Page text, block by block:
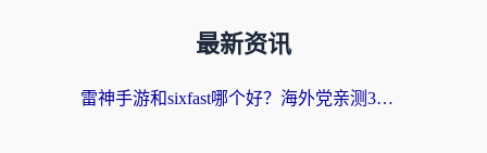
最新资讯
雷神手游和sixfast哪个好？海外党亲测3款回国加速器，教你选对不踩坑